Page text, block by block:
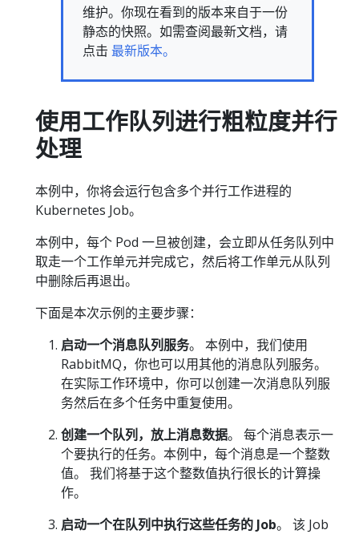
维护。你现在看到的版本来自于一份
静态的快照。如需查阅最新文档，请
点击 最新版本。
使用工作队列进行粗粒度并行
处理
本例中，你将会运行包含多个并行工作进程的
Kubernetes Job。
本例中，每个 Pod 一旦被创建，会立即从任务队列中
取走一个工作单元并完成它，然后将工作单元从队列
中删除后再退出。
下面是本次示例的主要步骤：
启动一个消息队列服务。 本例中，我们使用
RabbitMQ，你也可以用其他的消息队列服务。
在实际工作环境中，你可以创建一次消息队列服
务然后在多个任务中重复使用。
创建一个队列，放上消息数据。 每个消息表示一
个要执行的任务。本例中，每个消息是一个整数
值。 我们将基于这个整数值执行很长的计算操
作。
启动一个在队列中执行这些任务的 Job。 该 Job